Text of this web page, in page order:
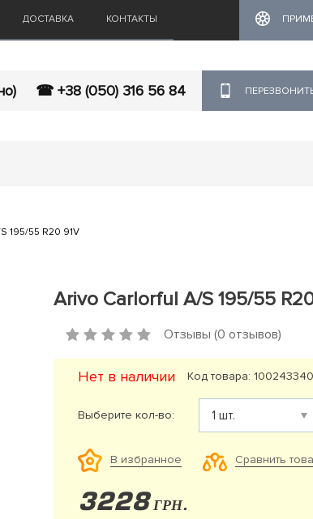
ДОСТАВКА КОНТАКТЫ
☎ +38 (050) 316 56 84
195/55 R20 91V
Arivo Carlorful A/S 195/55
Отзывы (0 отзывов)
Нет в наличии Код товара:
Выберите кол-во:
В избранное Сравнить
3228 ГРН.